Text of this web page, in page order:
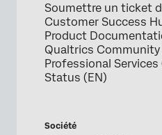
Soumettre un ticket
Customer Success
Product
Qualtrics Community
Professional Services
Status (EN)
Société